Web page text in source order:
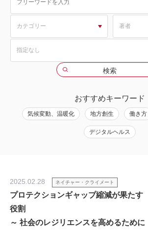
おすすめキーワード
気候変動、温暖化 地方創生 働き方
デジタルヘルス
2025.02.28 ネイチャー・クライメート
プロテクションギャップ縮減が果たす
役割
～ 社会のレジリエンスを高めるために